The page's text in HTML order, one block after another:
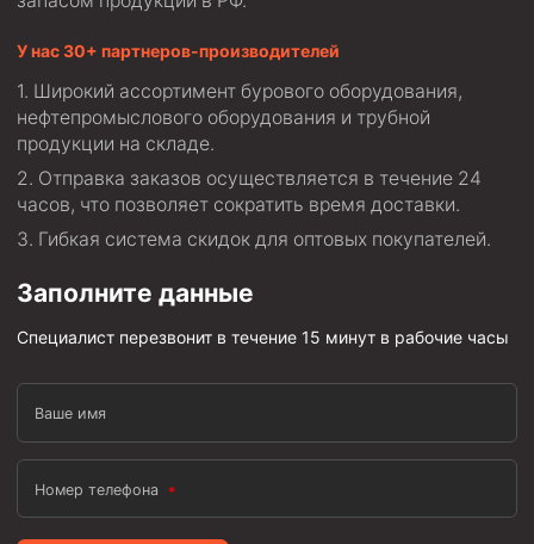
Муфта БТС 245
Муфта БТС 178
Муфта БТС 168
Муфта ОТТМ 127
Муфта ОТТМ 168
Муфта ОТТГ 168
У нас 30+ партнеров-производителей
Широкий ассортимент бурового оборудования,
нефтепромыслового оборудования и трубной
продукции на складе.
Отправка заказов осуществляется в течение 24
часов, что позволяет сократить время доставки.
Гибкая система скидок для оптовых покупателей.
Заполните данные
Специалист перезвонит в течение 15 минут в рабочие часы
Ваше имя
Номер телефона